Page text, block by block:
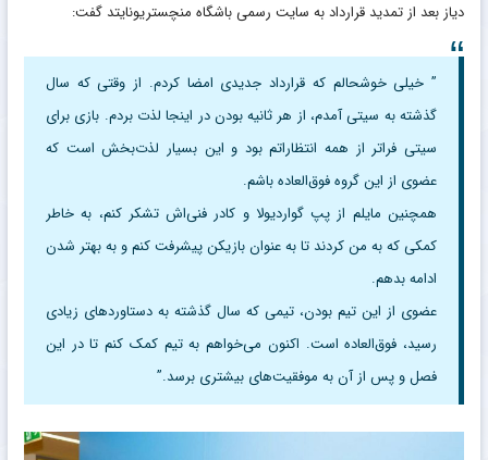
دیاز بعد از تمدید قرارداد به سایت رسمی باشگاه منچستریونایتد گفت:
” خیلی خوشحالم که قرارداد جدیدی امضا کردم. از وقتی که سال
گذشته به سیتی آمدم، از هر ثانیه بودن در اینجا لذت بردم. بازی برای
سیتی‌ فراتر از همه انتظاراتم بود و این بسیار لذت‌بخش است که
عضوی از این گروه فوق‌العاده باشم.
همچنین مایلم از پپ گواردیولا و کادر فنی‌اش تشکر کنم، به خاطر
کمکی که به من کردند تا به عنوان بازیکن پیشرفت کنم و به بهتر شدن
ادامه بدهم.
عضوی از این تیم بودن، تیمی که سال گذشته به دستاوردهای زیادی
رسید، فوق‌العاده است. اکنون می‌خواهم به تیم کمک کنم تا در این
فصل و پس از آن به موفقیت‌های بیشتری برسد.”